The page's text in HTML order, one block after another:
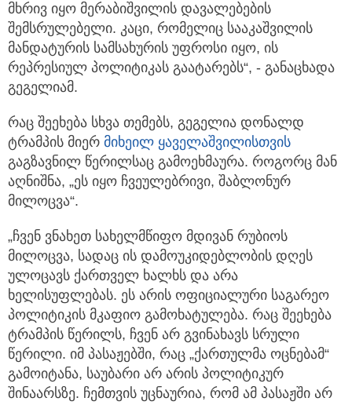
მხრივ იყო მერაბიშვილის დავალებების
შემსრულებელი. კაცი, რომელიც სააკაშვილის
მანდატურის სამსახურის უფროსი იყო, ის
რეპრესიულ პოლიტიკას გაატარებს“, - განაცხადა
გეგელიამ.
რაც შეეხება სხვა თემებს, გეგელია დონალდ
ტრამპის მიერ მიხეილ ყაველაშვილისთვის
გაგზავნილ წერილსაც გამოეხმაურა. როგორც მან
აღნიშნა, „ეს იყო ჩვეულებრივი, შაბლონურ
მილოცვა“.
„ჩვენ ვნახეთ სახელმწიფო მდივან რუბიოს
მილოცვა, სადაც ის დამოუკიდებლობის დღეს
ულოცავს ქართველ ხალხს და არა
ხელისუფლებას. ეს არის ოფიციალური საგარეო
პოლიტიკის მკაფიო გამოხატულება. რაც შეეხება
ტრამპის წერილს, ჩვენ არ გვინახავს სრული
წერილი. იმ პასაჟებში, რაც „ქართულმა ოცნებამ“
გამოიტანა, საუბარი არ არის პოლიტიკურ
შინაარსზე. ჩემთვის უცნაურია, რომ ამ პასაჟში არ